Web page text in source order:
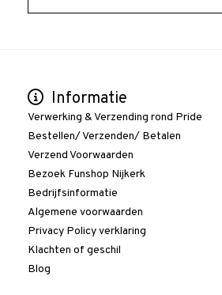
Informatie
Verwerking & Verzending rond Pride
Bestellen/ Verzenden/ Betalen
Verzend Voorwaarden
Bezoek Funshop Nijkerk
Bedrijfsinformatie
Algemene voorwaarden
Privacy Policy verklaring
Klachten of geschil
Blog